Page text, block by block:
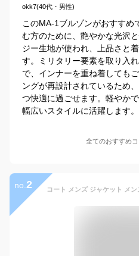
okk7(40代・男性)
このMA-1ブルゾンがおすすめ
む方のために、艶やかな光沢
ジー生地が使われ、上品さと
す。ミリタリー要素を取り入
で、インナーを重ね着しても
ングが再設計されているため
つ快適に過ごせます。軽やか
幅広いスタイルに活躍します。
全てのおすすめコ
no. 2